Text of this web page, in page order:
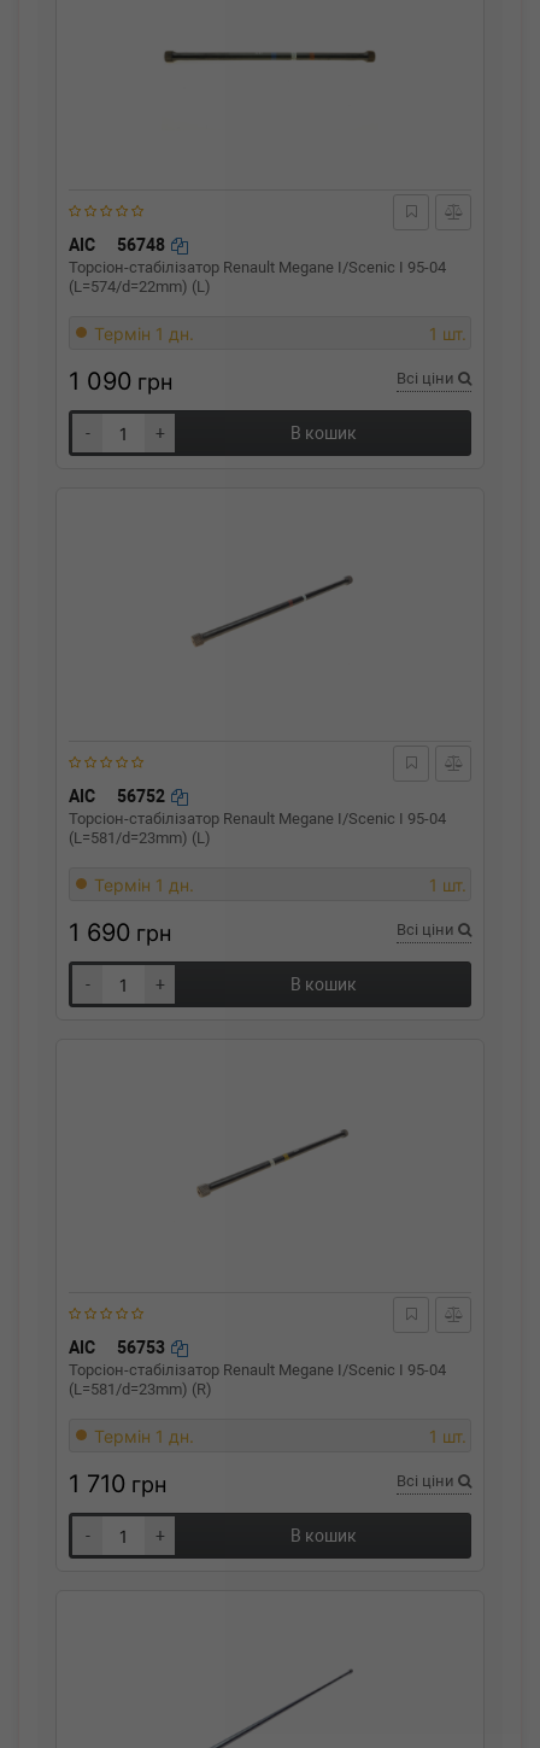
AIC 56748
Торсіон-стабілізатор Renault Megane I/Scenic I 95-04
(L=574/d=22mm) (L)
Термін 1 дн. 1 шт.
1 090 грн Всі ціни
- + В кошик
AIC 56752
Торсіон-стабілізатор Renault Megane I/Scenic I 95-04
(L=581/d=23mm) (L)
Термін 1 дн. 1 шт.
1 690 грн Всі ціни
- + В кошик
AIC 56753
Торсіон-стабілізатор Renault Megane I/Scenic I 95-04
(L=581/d=23mm) (R)
Термін 1 дн. 1 шт.
1 710 грн Всі ціни
- + В кошик